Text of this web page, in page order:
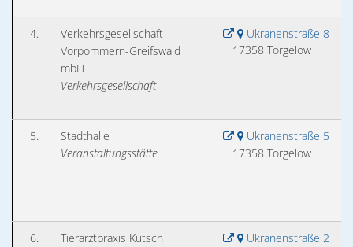
4.
Verkehrsgesellschaft
Vorpommern-Greifswald
mbH
Verkehrsgesellschaft
Ukranenstraße 8
17358 Torgelow
5.
Stadthalle
Veranstaltungsstätte
Ukranenstraße 5
17358 Torgelow
6.
Tierarztpraxis Kutsch
Ukranenstraße 2